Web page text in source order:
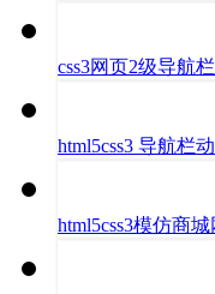
css3网页2级导航
html5css3 导航栏
html5css3模仿商